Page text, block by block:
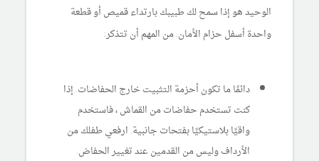
الوحيد هو إذا سمح لك طبيبك بارتداء قميص أو قطعة
واحدة أسفل حزام الأمان. من المهم أن تتذكر:
دائمًا ما تكون أحزمة التثبيت خارج الحفاضات. إذا
كنت تستخدم حفاضات من القماش ، فاستخدم
واقيًا بلاستيكيًا بفتحات جانبية. ارفعي طفلك من
الأرداف وليس من القدمين عند تغيير الحفاض.